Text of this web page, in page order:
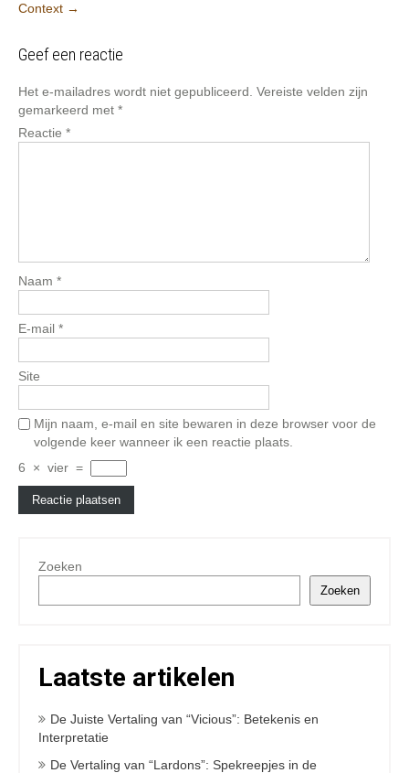
Context →
Geef een reactie
Het e-mailadres wordt niet gepubliceerd. Vereiste velden zijn
gemarkeerd met *
Reactie *
Naam *
E-mail *
Site
Mijn naam, e-mail en site bewaren in deze browser voor de
volgende keer wanneer ik een reactie plaats.
6
× vier =
Zoeken
Zoeken
Laatste artikelen
De Juiste Vertaling van “Vicious”: Betekenis en
Interpretatie
De Vertaling van “Lardons”: Spekreepjes in de